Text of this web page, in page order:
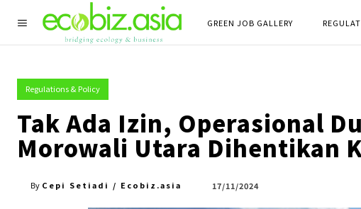
GREEN JOB GALLERY
Regulations & Policy
Tak Ada Izin, Operasional
Morowali Utara Dihentikan
By Cepi Setiadi / Ecobiz.asia 17/11/2024